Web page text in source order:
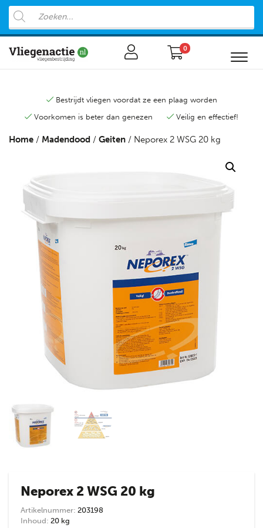
0
Bestrijdt vliegen voordat ze een plaag worden
Voorkomen is beter dan genezen
Veilig en effectief!
Home / Madendood / Geiten / Neporex 2 WSG 20 kg
Neporex 2 WSG 20 kg
Artikelnummer: 203198
Inhoud: 20 kg